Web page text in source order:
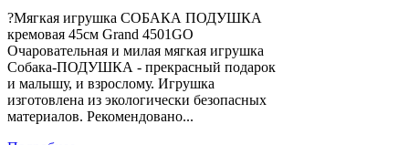
?Мягкая игрушка СОБАКА ПОДУШКА
кремовая 45см Grand 4501GO
Очаровательная и милая мягкая игрушка
Собака-ПОДУШКА - прекрасный подарок
и малышу, и взрослому. Игрушка
изготовлена из экологически безопасных
материалов. Рекомендовано...